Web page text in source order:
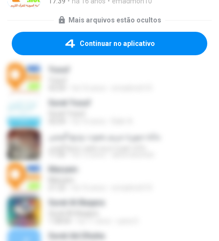
Mais arquivos estão ocultos
Continuar no aplicativo
Yusuf
Surat Yusuf
بداية سورة مريم بصوت وديع اليمني
Maryam
Surat Al-Baqara
Surat Ad-Dhuha